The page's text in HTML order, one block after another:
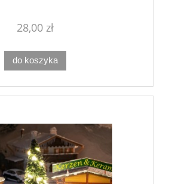
28,00 zł
do koszyka